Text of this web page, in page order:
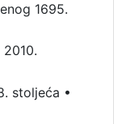
1695.
stoljeća •